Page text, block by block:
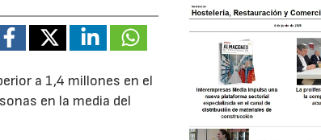
a 1,4 millones en el
en la media del